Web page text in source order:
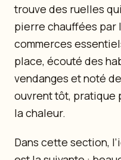
trouve des ruelles
pierre chauffées par
commerces
place, écouté des
vendanges et noté
ouvrent tôt, pratique
la chaleur.
Dans cette section,